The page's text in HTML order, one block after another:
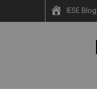
IESE